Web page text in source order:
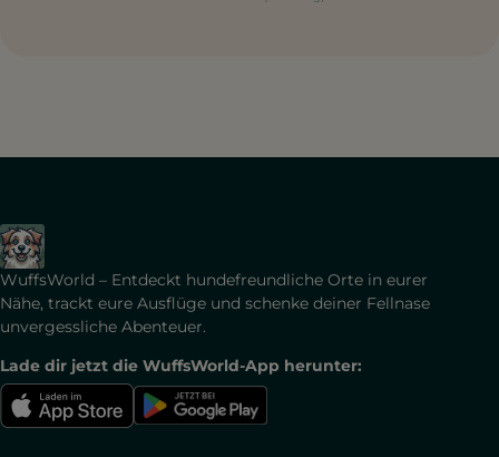
WuffsWorld – Entdeckt hundefreundliche Orte in eurer
Nähe, trackt eure Ausflüge und schenke deiner Fellnase
unvergessliche Abenteuer.
Lade dir jetzt die WuffsWorld-App herunter: